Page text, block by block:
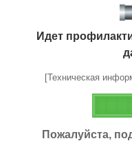
Идет
[Техническая
Пожалуйста,